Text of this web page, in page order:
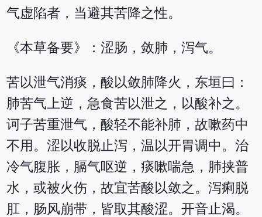
气虚陷者，当避其苦降之性。
《本草备要》：涩肠，敛肺，泻气。
苦以泄气消痰，酸以敛肺降火，东垣曰：
肺苦气上逆，急食苦以泄之，以酸补之。
诃子苦重泄气，酸轻不能补肺，故嗽药中
不用。涩以收脱止泻，温以开胃调中。治
冷气腹胀，膈气呕逆，痰嗽喘急，肺挟普
水，或被火伤，故宜苦酸以敛之。泻痢脱
肛，肠风崩带，皆取其酸涩。开音止渴。